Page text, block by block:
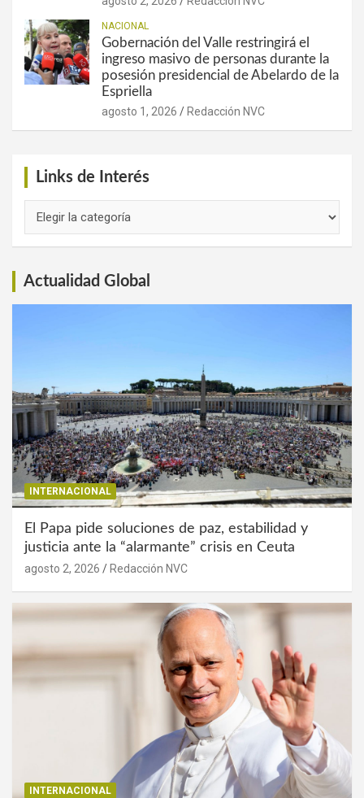
NACIONAL
Gobernación del Valle restringirá el
ingreso masivo de personas durante la
posesión presidencial de Abelardo de la
Espriella
agosto 1, 2026 Redacción NVC
Links de Interés
Actualidad Global
INTERNACIONAL
El Papa pide soluciones de paz, estabilidad y
justicia ante la “alarmante” crisis en Ceuta
agosto 2, 2026 Redacción NVC
INTERNACIONAL